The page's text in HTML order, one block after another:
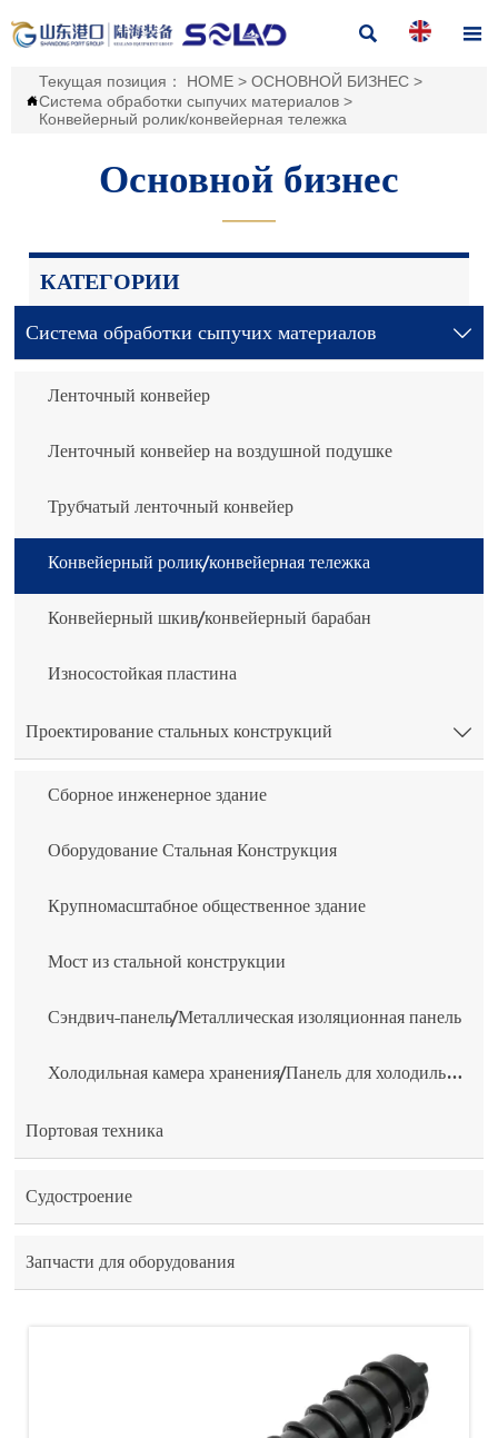
 

Текущая позиция： HOME> ОСНОВНОЙ БИЗНЕС>
Система обработки сыпучих материалов>
Конвейерный ролик/конвейерная тележка
Основной бизнес
———
КАТЕГОРИИ
Система обработки сыпучих материалов 
Ленточный конвейер
Ленточный конвейер на воздушной подушке
Трубчатый ленточный конвейер
Конвейерный ролик/конвейерная тележка
Конвейерный шкив/конвейерный барабан
Износостойкая пластина
Проектирование стальных конструкций 
Сборное инженерное здание
Оборудование Стальная Конструкция
Крупномасштабное общественное здание
Мост из стальной конструкции
Сэндвич-панель/Металлическая изоляционная панель
Холодильная камера хранения/Панель для холодильной камеры
Портовая техника
Судостроение
Запчасти для оборудования